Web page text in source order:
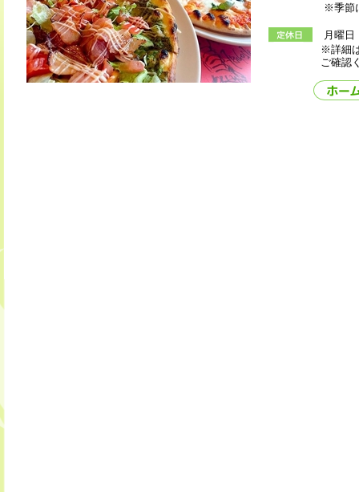
※季節により
月曜日
※詳細は下記
ご確認くだ